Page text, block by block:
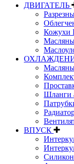
ДВИГАТЕЛЬ
Кожухи
Шланги
ВПУСК